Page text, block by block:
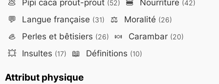
💩 Pipi caca prout-prout (52) 🍔 Nourriture (42)
💬 Langue française (31) ⚖️ Moralité (26)
🦪 Perles et bêtisiers (26) 🍬 Carambar (20)
💥 Insultes (17) 📖 Définitions (10)
Attribut physique